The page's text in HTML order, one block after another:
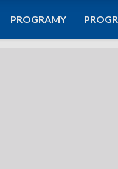
PROGRAMY